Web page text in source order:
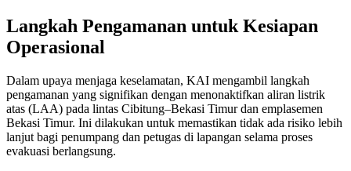
Langkah Pengamanan untuk Kesiapan
Operasional
Dalam upaya menjaga keselamatan, KAI mengambil langkah
pengamanan yang signifikan dengan menonaktifkan aliran listrik
atas (LAA) pada lintas Cibitung–Bekasi Timur dan emplasemen
Bekasi Timur. Ini dilakukan untuk memastikan tidak ada risiko lebih
lanjut bagi penumpang dan petugas di lapangan selama proses
evakuasi berlangsung.